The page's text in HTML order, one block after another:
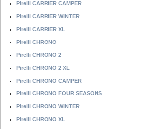
Pirelli CARRIER CAMPER
Pirelli CARRIER WINTER
Pirelli CARRIER XL
Pirelli CHRONO
Pirelli CHRONO 2
Pirelli CHRONO 2 XL
Pirelli CHRONO CAMPER
Pirelli CHRONO FOUR SEASONS
Pirelli CHRONO WINTER
Pirelli CHRONO XL